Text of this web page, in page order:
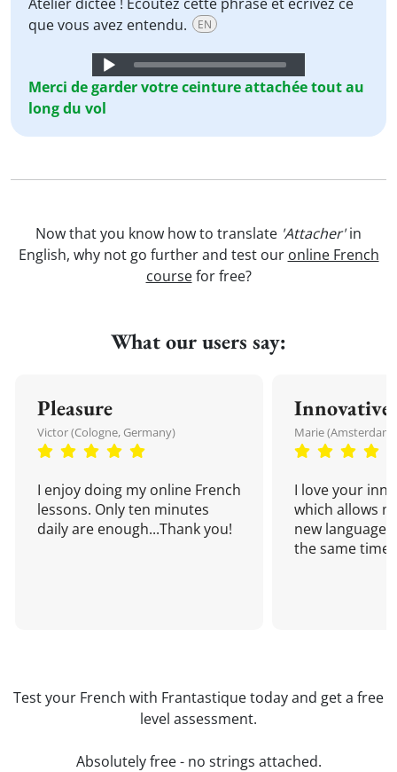
que vous avez entendu.
EN
Audio
Player
Merci degardervotreceintureattachéetout au
longdu vol
Now that you know how to translate 'Attacher'in
English, why not go further and test our online French
coursefor free?
What our users say:
Pleasure
Victor (Cologne, Germany)
I enjoy doing my online French
lessons. Only ten minutes
daily are enough...Thank you!
Innovative
Marie
I love your
which allows
new language
the same time!
Test your French with Frantastique today and get a free
level assessment.
Absolutely free - no strings attached.